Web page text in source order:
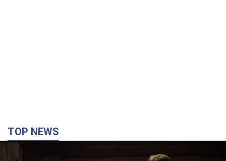
TOP NEWS